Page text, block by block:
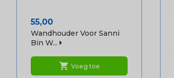
Prijs
55,00
Wandhouder Voor Sanni
Bin W...
shopping_cart Voeg toe